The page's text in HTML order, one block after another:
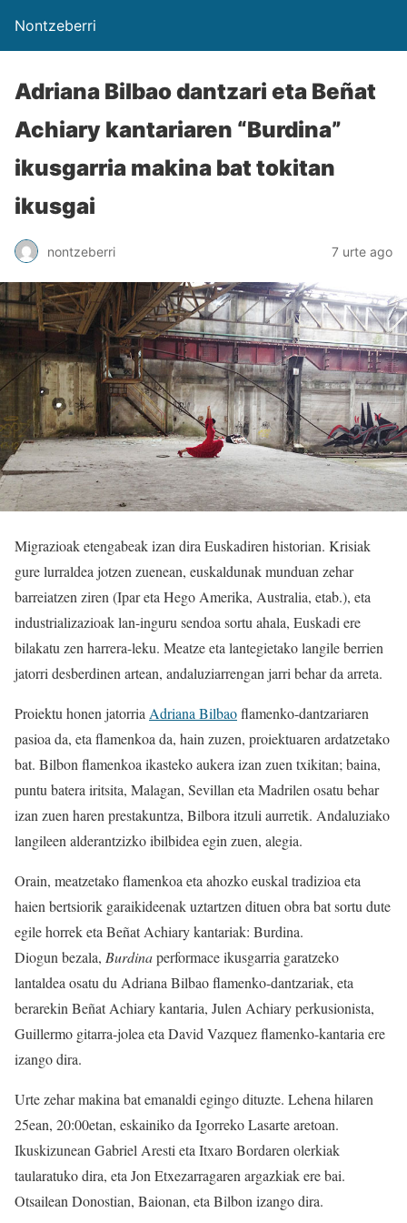
Nontzeberri
Adriana Bilbao dantzari eta Beñat
Achiary kantariaren “Burdina”
ikusgarria makina bat tokitan
ikusgai
nontzeberri 7 urte ago
Migrazioak etengabeak izan dira Euskadiren historian. Krisiak
gure lurraldea jotzen zuenean, euskaldunak munduan zehar
barreiatzen ziren (Ipar eta Hego Amerika, Australia, etab.), eta
industrializazioak lan-inguru sendoa sortu ahala, Euskadi ere
bilakatu zen harrera-leku. Meatze eta lantegietako langile berrien
jatorri desberdinen artean, andaluziarrengan jarri behar da arreta.
Proiektu honen jatorriaAdriana Bilbaoflamenko-dantzariaren
pasioa da, eta flamenkoa da, hain zuzen, proiektuaren ardatzetako
bat. Bilbon flamenkoa ikasteko aukera izan zuen txikitan; baina,
puntu batera iritsita, Malagan, Sevillan eta Madrilen osatu behar
izan zuen haren prestakuntza, Bilbora itzuli aurretik. Andaluziako
langileen alderantzizko ibilbidea egin zuen, alegia.
Orain, meatzetako flamenkoa eta ahozko euskal tradizioa eta
haien bertsiorik garaikideenak uztartzen dituen obra bat sortu dute
egile horrek eta Beñat Achiary kantariak: Burdina.
Diogun bezala, Burdinaperformace ikusgarria garatzeko
lantaldea osatu du Adriana Bilbao flamenko-dantzariak, eta
berarekin Beñat Achiary kantaria, Julen Achiary perkusionista,
Guillermo gitarra-jolea eta David Vazquez flamenko-kantaria ere
izango dira.
Urte zehar makina bat emanaldi egingo dituzte. Lehena hilaren
25ean, 20:00etan, eskainiko da Igorreko Lasarte aretoan.
Ikuskizunean Gabriel Aresti eta Itxaro Bordaren olerkiak
taularatuko dira, eta Jon Etxezarragaren argazkiak ere bai.
Otsailean Donostian, Baionan, eta Bilbon izango dira.